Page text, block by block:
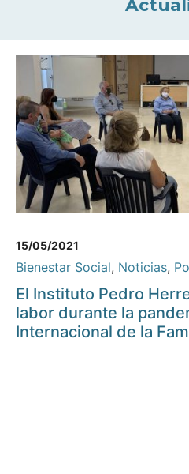
15/05/2021
Bienestar Social, Noticias,
El Instituto Pedro
labor durante la
Internacional de la